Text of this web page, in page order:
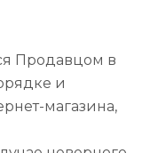
Продавцом в
и
магазина,